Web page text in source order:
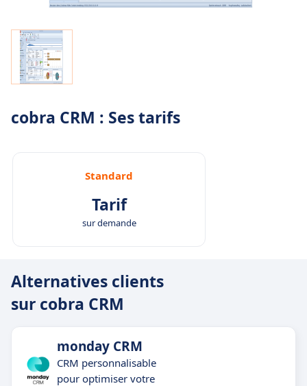
cobra CRM : Ses tarifs
Standard
Tarif
sur demande
Alternatives clients
sur cobra CRM
monday CRM
CRM personnalisable
pour optimiser votre